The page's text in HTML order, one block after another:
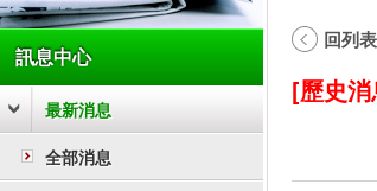
訊息中心
最新消息
全部消息
回列表
[歷史消